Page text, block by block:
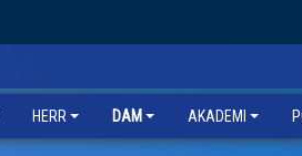
HERR DAM AKADEMI